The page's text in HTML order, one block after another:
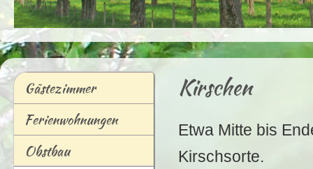
Kirschen
Etwa Mitte bis
Kirschsorte.
Gästezimmer
Ferienwohnungen
Obstbau